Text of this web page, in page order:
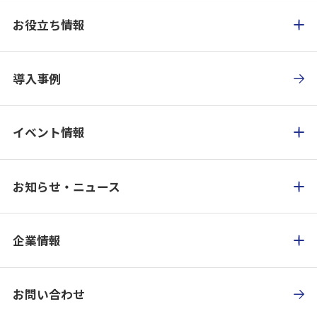
お役立ち情報
導入事例
イベント情報
お知らせ・ニュース
企業情報
お問い合わせ